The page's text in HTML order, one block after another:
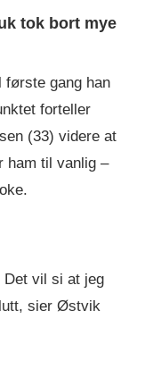
tok bort mye
gang han
forteller
(33) videre at
ham til vanlig –
Det vil si at jeg
sier Østvik